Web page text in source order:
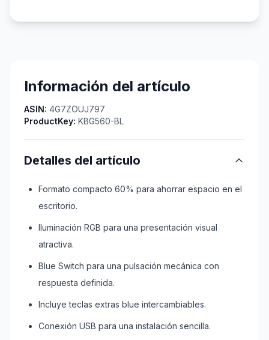
Información del artículo
ASIN: 4G7ZOUJ797
ProductKey: KBG560-BL
Detalles del artículo
Formato compacto 60% para ahorrar espacio en el
escritorio.
Iluminación RGB para una presentación visual
atractiva.
Blue Switch para una pulsación mecánica con
respuesta definida.
Incluye teclas extras blue intercambiables.
Conexión USB para una instalación sencilla.